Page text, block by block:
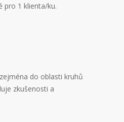
pro 1 klienta/ku.
do oblasti kruhů
zkušenosti a